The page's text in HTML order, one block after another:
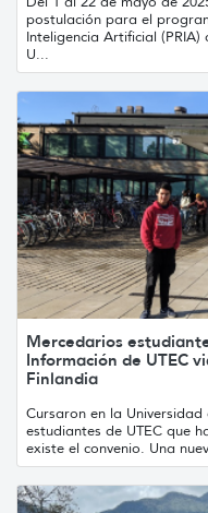
postulación para el
Inteligencia Artificial
U...
Mercedarios
Información de UTEC
Finlandia
Cursaron en la
estudiantes de UTEC que
existe el convenio. Una